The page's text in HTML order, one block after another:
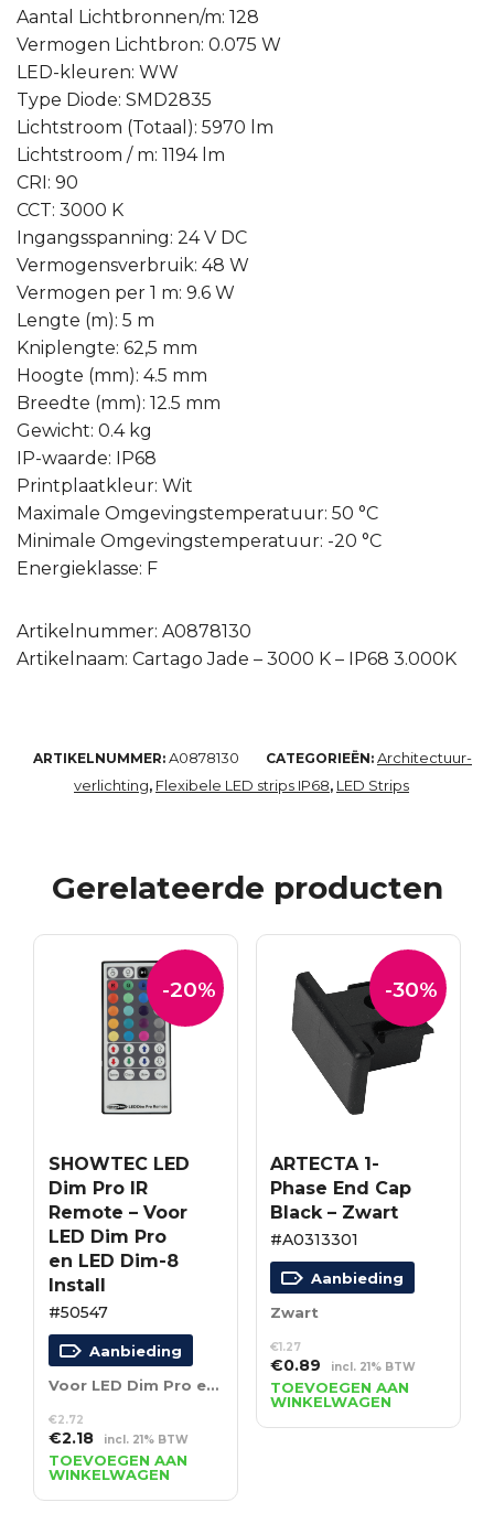
Aantal Lichtbronnen/m: 128
Vermogen Lichtbron: 0.075 W
LED-kleuren: WW
Type Diode: SMD2835
Lichtstroom (Totaal): 5970 lm
Lichtstroom / m: 1194 lm
CRI: 90
CCT: 3000 K
Ingangsspanning: 24 V DC
Vermogensverbruik: 48 W
Vermogen per 1 m: 9.6 W
Lengte (m): 5 m
Kniplengte: 62,5 mm
Hoogte (mm): 4.5 mm
Breedte (mm): 12.5 mm
Gewicht: 0.4 kg
IP-waarde: IP68
Printplaatkleur: Wit
Maximale Omgevingstemperatuur: 50 °C
Minimale Omgevingstemperatuur: -20 °C
Energieklasse: F
Artikelnummer: A0878130
Artikelnaam: Cartago Jade – 3000 K – IP68 3.000K
ARTIKELNUMMER: A0878130 CATEGORIEËN: Architectuur-
verlichting, Flexibele LED strips IP68, LED Strips
Gerelateerde producten
-20%
SHOWTEC LED
Dim Pro IR
Remote – Voor
LED Dim Pro
en LED Dim-8
Install
#50547
Aanbieding
Voor LED Dim Pro en LED Dim-8 Install
€2.72
Oorspronkelijke
prijs
was:
€2.72.
€2.18Huidige
prijs
is:
€2.18.
incl. 21% BTW
TOEVOEGEN AAN
WINKELWAGEN
-30%
ARTECTA 1-
Phase End Cap
Black – Zwart
#A0313301
Aanbieding
Zwart
€1.27
Oorspronkelijke
prijs
was:
€1.27.
€0.89 Huidige
prijs
is:
€0.89.
incl. 21% BTW
TOEVOEGEN AAN
WINKELWAGEN